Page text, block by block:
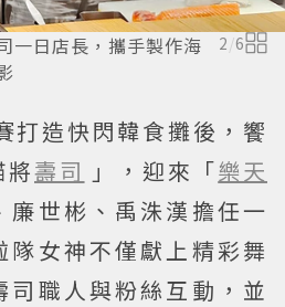
一日店長，攜手製作海
2/6
打造快閃韓食攤後，饗
壽司 」，迎來「樂天
廉世彬、禹洙漢擔任一
隊女神不僅獻上精彩舞
司職人與粉絲互動，並